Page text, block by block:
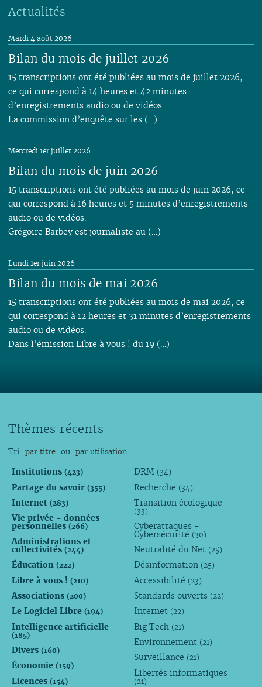
Actualités
Bilan du mois de juillet 2026
Mardi 4 août 2026
15 transcriptions ont été publiées au mois de juillet 2026,
ce qui correspond à 14 heures et 42 minutes
d’enregistrements audio ou de vidéos.
La commission d’enquête sur les (…)
Bilan du mois de juin 2026
Mercredi 1er juillet 2026
15 transcriptions ont été publiées au mois de juin 2026, ce
qui correspond à 16 heures et 5 minutes d’enregistrements
audio ou de vidéos.
Grégoire Barbey est journaliste au (…)
Bilan du mois de mai 2026
Lundi 1er juin 2026
15 transcriptions ont été publiées au mois de mai 2026, ce
qui correspond à 12 heures et 31 minutes d’enregistrements
audio ou de vidéos.
Dans l’émission Libre à vous ! du 19 (…)
Thèmes récents
Tri par titre ou par utilisation
Institutions (423)
Partage du savoir (355)
Internet (283)
Vie privée - données
personnelles (266)
Administrations et
collectivités (244)
Éducation (222)
Libre à vous ! (210)
Associations (200)
Le Logiciel Libre (194)
Intelligence artificielle
(185)
Divers (160)
Économie (159)
Licences (154)
DRM (34)
Recherche (34)
Transition écologique
(33)
Cyberattaques -
Cybersécurité (30)
Neutralité du Net (25)
Désinformation (25)
Accessibilité (23)
Standards ouverts (22)
Internet (22)
Big Tech (21)
Environnement (21)
Surveillance (21)
Libertés informatiques
(21)